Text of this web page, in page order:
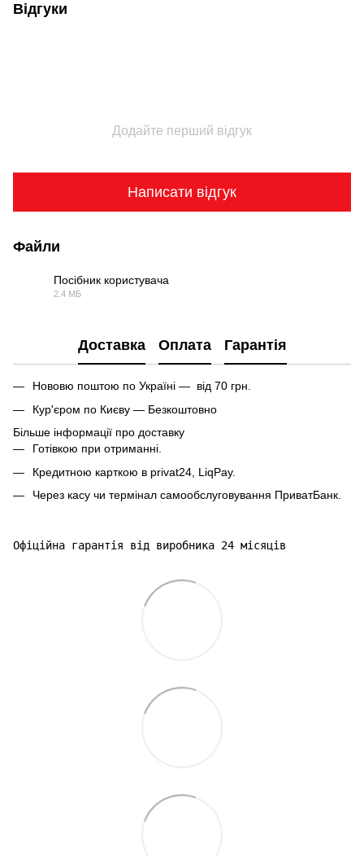
Відгуки
Додайте перший відгук
Написати відгук
Файли
Посібник користувача
2.4 МБ
Доставка Оплата Гарантія
Нововю поштою по Україні — від 70 грн.
Кур'єром по Києву — Безкоштовно
Більше інформації про доставку
Готівкою при отриманні.
Кредитною карткою в privat24, LiqPay.
Через касу чи термінал самообслуговування ПриватБанк.
Офіційна гарантія від виробника 24 місяців